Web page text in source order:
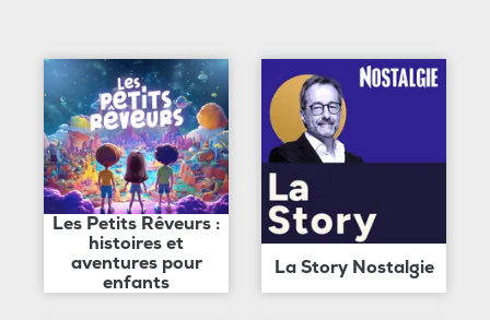
Les Petits Rêveurs :
histoires et
aventures pour
enfants
La Story Nostalgie